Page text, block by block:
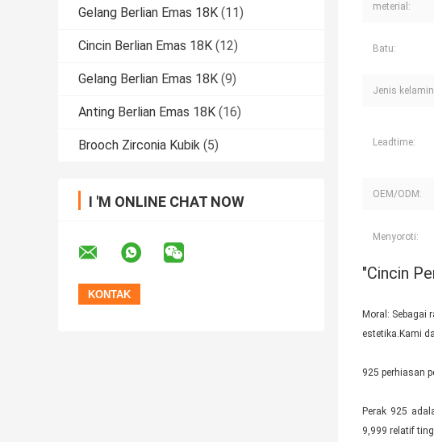
Gelang Berlian Emas 18K (11)
Cincin Berlian Emas 18K (12)
Gelang Berlian Emas 18K (9)
Anting Berlian Emas 18K (16)
Brooch Zirconia Kubik (5)
I 'M ONLINE CHAT NOW
meterial:
Batu:
Jenis
Leadtime:
OEM/ODM:
Menyoroti:
"Cincin
Moral: Sebagai
estetika.Kami
925 perhiasan
Perak 925
9,999 relatif